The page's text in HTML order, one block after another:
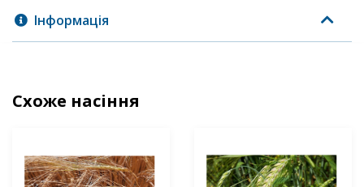
Інформація
Схоже насіння